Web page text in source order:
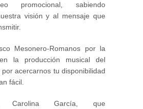
promocional, sabiendo
visión y al mensaje que
Mesonero-Romanos por la
la producción musical del
acercarnos tu disponibilidad
fácil.
Carolina García, que